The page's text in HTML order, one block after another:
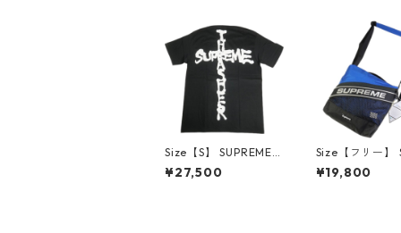
Size【S】 SUPREME
シュプリーム ×Thrash
er 24AW Cross Tee B
¥27,500
Size【フリー】
EME シュプリ
AW Shoulder
¥19,800